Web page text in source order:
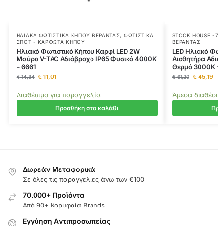
ΗΛΙΑΚΆ ΦΩΤΙΣΤΙΚΆ ΚΉΠΟΥ ΒΕΡΆΝΤΑΣ, ΦΩΤΙΣΤΙΚΆ
ΣΠΟΤ - ΚΑΡΦΩΤΆ ΚΉΠΟΥ
Ηλιακό Φωτιστικό Κήπου Καρφί LED 2W
Μαύρο V-TAC Αδιάβροχο IP65 Φυσικό 4000K
– 6661
€14,84 €11,01
Διαθέσιμο για παραγγελία
Προσθήκη στο καλάθι
STOCK HOUSE -
ΒΕΡΆΝΤΑΣ
LED Ηλιακό
Αισθητήρα
Θερμό 3000K
€61,29 €45,19
Άμεσα
Δωρεάν Μεταφορικά
Σε όλες τις παραγγελίες άνω των €100
70.000+ Προϊόντα
Από 90+ Κορυφαία Brands
Εγγύηση Aντιπροσωπείας